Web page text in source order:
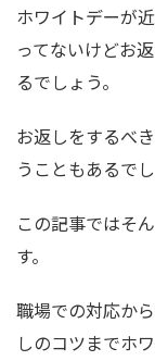
ホワイトデーが
ってないけどお
るでしょう。
お返しをするべ
うこともあるでし
この記事ではそ
す。
職場での対応か
しのコツまでホ